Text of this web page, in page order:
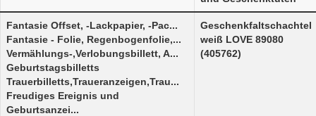
Fantasie Offset, -Lackpapier, -Pac...
Fantasie - Folie, Regenbogenfolie,...
Vermählungs-,Verlobungsbillett, A...
Geburtstagsbilletts
Trauerbilletts,Traueranzeigen,Trau...
Freudiges Ereignis und
Geburtsanzei...
Geschenkfaltschachtel
weiß LOVE 89080
(405762)